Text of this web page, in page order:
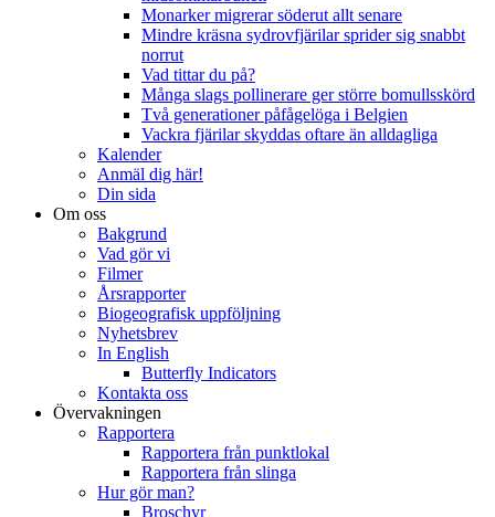
Monarker migrerar söderut allt senare
Mindre kräsna sydrovfjärilar sprider sig snabbt
norrut
Vad tittar du på?
Många slags pollinerare ger större bomullsskörd
Två generationer påfågelöga i Belgien
Vackra fjärilar skyddas oftare än alldagliga
Kalender
Anmäl dig här!
Din sida
Om oss
Bakgrund
Vad gör vi
Filmer
Årsrapporter
Biogeografisk uppföljning
Nyhetsbrev
In English
Butterfly Indicators
Kontakta oss
Övervakningen
Rapportera
Rapportera från punktlokal
Rapportera från slinga
Hur gör man?
Broschyr